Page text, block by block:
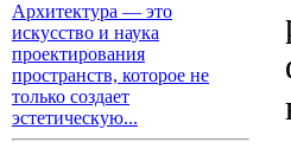
Архитектура — это
искусство и наука
проектирования
пространств, которое не
только создает
эстетическую...